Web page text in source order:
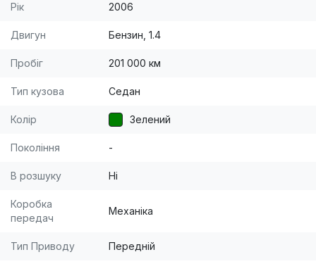
Рік 2006
Двигун Бензин, 1.4
Пробіг 201 000 км
Тип кузова Седан
Колір Зелений
Покоління -
В розшуку Ні
Коробка
передач
Механіка
Тип Приводу Передній